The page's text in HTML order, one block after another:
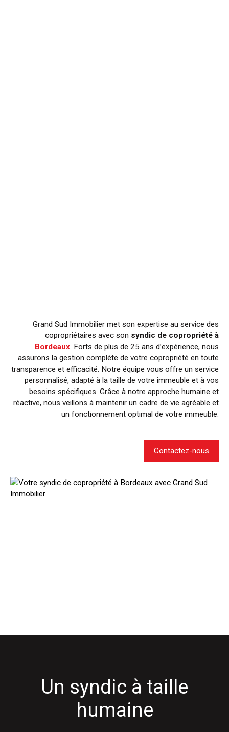
Grand Sud Immobilier met son expertise au service des
copropriétaires avec son syndic de copropriété à
Bordeaux . Forts de plus de 25 ans d’expérience, nous
assurons la gestion complète de votre copropriété en toute
transparence et efficacité. Notre équipe vous offre un service
personnalisé, adapté à la taille de votre immeuble et à vos
besoins spécifiques. Grâce à notre approche humaine et
réactive, nous veillons à maintenir un cadre de vie agréable et
un fonctionnement optimal de votre immeuble.
Contactez-nous
Un syndic à taille
humaine